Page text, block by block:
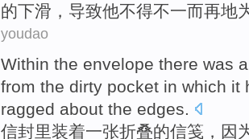
的下滑，导致他不得不一而再地
youdao
Within the envelope there was
from the dirty pocket in which it
ragged about the edges.
信封里装着一张折叠的信笺，因